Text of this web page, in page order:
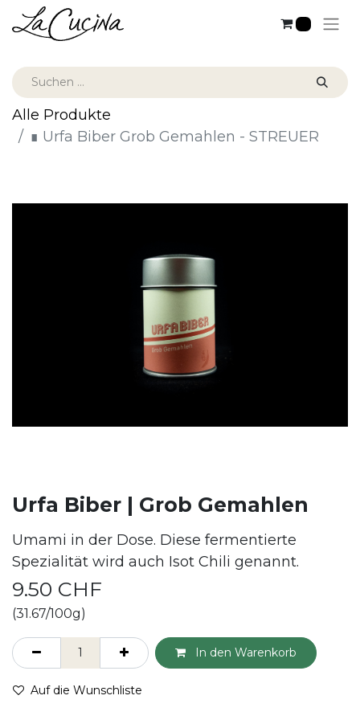
Alle Produkte
∎ Urfa Biber Grob Gemahlen - STREUER
Urfa Biber | Grob Gemahlen
Umami in der Dose. Diese fermentierte
Spezialität wird auch Isot Chili genannt.
9.50 CHF
(31.67/100g)
In den Warenkorb
Auf die Wunschliste